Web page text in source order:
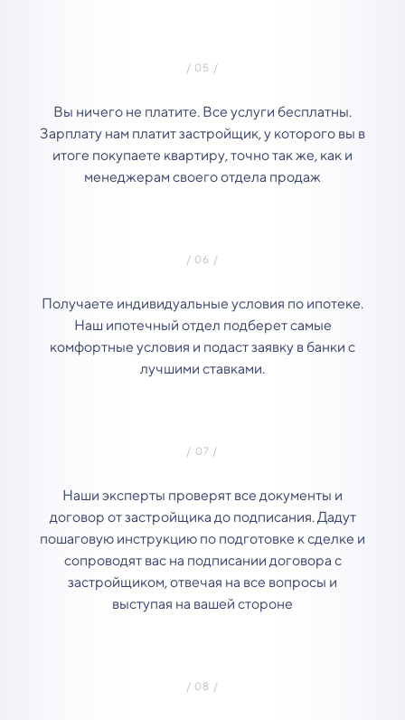
Вы ничего не платите. Все услуги бесплатны.
Зарплату нам платит застройщик, у которого вы в
итоге покупаете квартиру, точно так же, как и
менеджерам своего отдела продаж
Получаете индивидуальные условия по ипотеке.
Наш ипотечный отдел подберет самые
комфортные условия и подаст заявку в банки с
лучшими ставками.
Наши эксперты проверят все документы и
договор от застройщика до подписания. Дадут
пошаговую инструкцию по подготовке к сделке и
сопроводят вас на подписании договора с
застройщиком, отвечая на все вопросы и
выступая на вашей стороне